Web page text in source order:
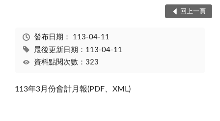
回上一頁
發布日期： 113-04-11
最後更新日期：113-04-11
資料點閱次數：323
113年3月份會計月報(PDF、XML)